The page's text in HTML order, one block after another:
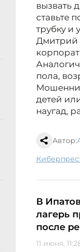
вызвать
ставьте
трубку и
Дмитрий
пола,
детей
наугад,
Автор:
В
лагерь
после
11 июня,